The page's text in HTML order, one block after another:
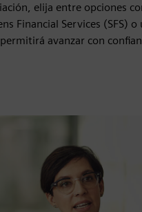
elija entre opciones
Financial Services (SFS)
avanzar con